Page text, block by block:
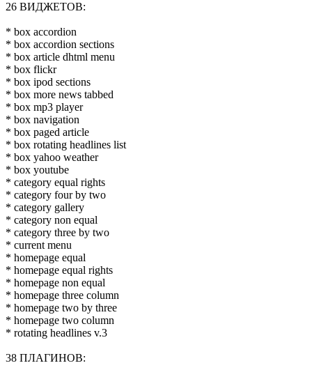
26 ВИДЖЕТОВ:
* box accordion
* box accordion sections
* box article dhtml menu
* box flickr
* box ipod sections
* box more news tabbed
* box mp3 player
* box navigation
* box paged article
* box rotating headlines list
* box yahoo weather
* box youtube
* category equal rights
* category four by two
* category gallery
* category non equal
* category three by two
* current menu
* homepage equal
* homepage equal rights
* homepage non equal
* homepage three column
* homepage two by three
* homepage two column
* rotating headlines v.3
38 ПЛАГИНОВ: